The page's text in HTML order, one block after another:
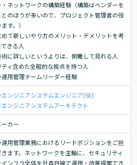
ネットワークの構築経験（構築はベンダーを
のほうが多いので、プロジェクト管理者の役
す。）
て新しいやり方のメリット・デメリットを考
きる人
に詳しいというよりは、俯瞰して見れる人
ィ含めた全般的な視点を持つ人
運用管理チームリーダー経験
ンジニアシステムエンジニア(SE)
ンジニアシステムアーキテクト
カー
運用管理業務におけるリードポジションをご担
ます。ネットワークを主軸に、セキュリティ
ンフラ全体を社員目線で運用・改善提案でき